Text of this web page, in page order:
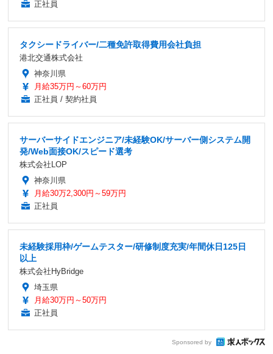
正社員
タクシードライバー/二種免許取得費用会社負担
港北交通株式会社
神奈川県
月給35万円～60万円
正社員 / 契約社員
サーバーサイドエンジニア/未経験OK/サーバー側システム開
発/Web面接OK/スピード選考
株式会社LOP
神奈川県
月給30万2,300円～59万円
正社員
未経験採用枠/ゲームテスター/研修制度充実/年間休日125日
以上
株式会社HyBridge
埼玉県
月給30万円～50万円
正社員
Sponsored by